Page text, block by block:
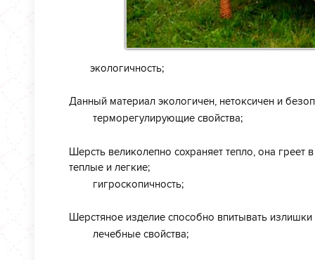
экологичность;
Данный материал экологичен, нетоксичен и
терморегулирующие свойства;
Шерсть великолепно сохраняет тепло, она греет
теплые и легкие;
гигроскопичность;
Шерстяное изделие способно впитывать
лечебные свойства;